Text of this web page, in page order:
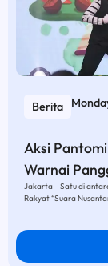
Berita
Aksi
Warnai
Jakarta – Satu di
Rakyat “Suara